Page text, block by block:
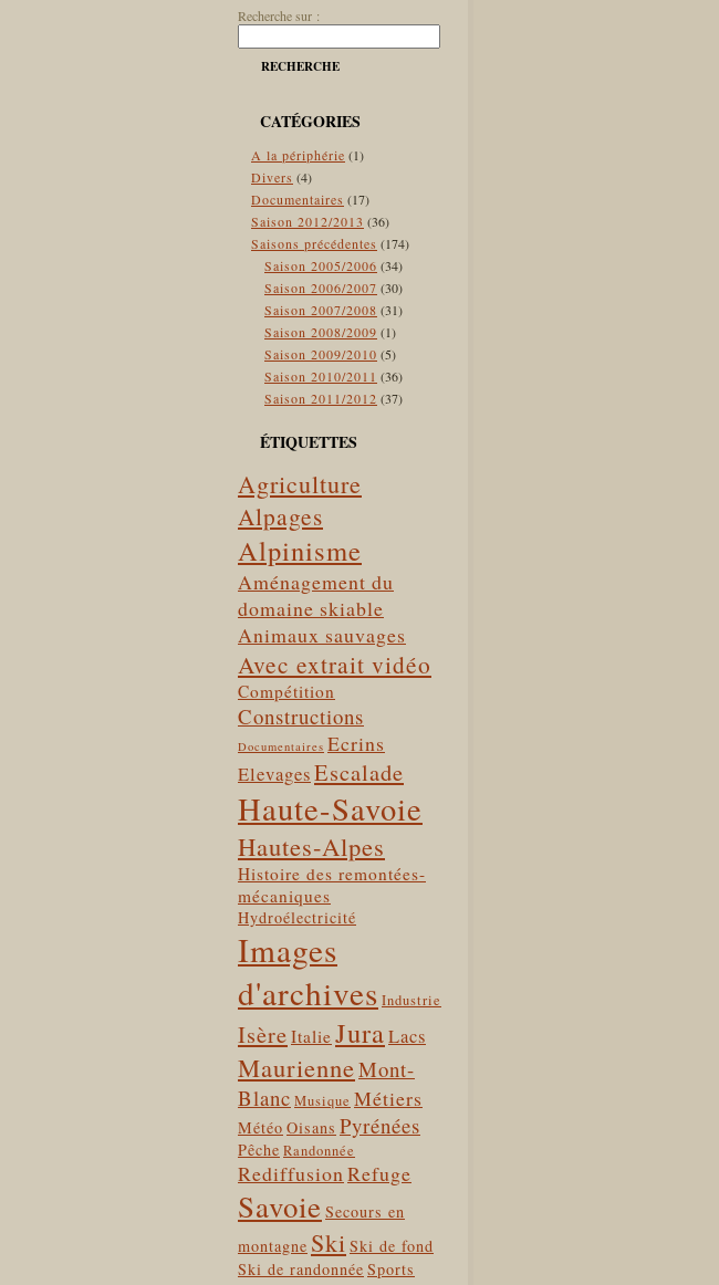
Recherche sur :
RECHERCHE
CATÉGORIES
A la périphérie (1)
Divers (4)
Documentaires (17)
Saison 2012/2013 (36)
Saisons précédentes (174)
Saison 2005/2006 (34)
Saison 2006/2007 (30)
Saison 2007/2008 (31)
Saison 2008/2009 (1)
Saison 2009/2010 (5)
Saison 2010/2011 (36)
Saison 2011/2012 (37)
ÉTIQUETTES
Agriculture
Alpages
Alpinisme
Aménagement du
domaine skiable
Animaux sauvages
Avec extrait vidéo
Compétition
Constructions
Documentaires Ecrins
ElevagesEscalade
Haute-Savoie
Hautes-Alpes
Histoire des remontées-
mécaniques
Hydroélectricité
Images
d'archives Industrie
Isère Italie JuraLacs
MaurienneMont-
Blanc Musique Métiers
Météo Oisans Pyrénées
Pêche Randonnée
RediffusionRefuge
Savoie Secours en
montagne Ski Ski de fond
Ski de randonnée Sports